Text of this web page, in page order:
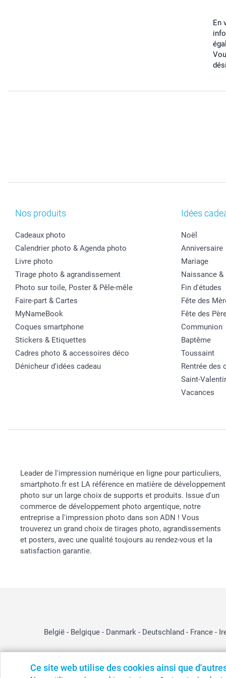
Ce site web utilise des cookies ainsi que
En
Nos produits
Cadeaux photo
Calendrier photo & Agenda photo
Livre photo
Tirage photo & agrandissement
Photo sur toile, Poster & Pêle-mêle
Faire-part & Cartes
MyNameBook
Coques smartphone
Stickers & Etiquettes
Cadres photo & accessoires déco
Dénicheur d'idées cadeau
Idées
Noël
Anniversaire
Mariage
Naissance &
Fin d'études
Fête des
Fête des
Communion
Baptême
Toussaint
Rentrée des
Saint-
Vacances
Leader de l'impression numérique en ligne pour particuliers,
smartphoto.fr est LA référence en matière de développement
photo sur un large choix de supports et produits. Issue d'un
commerce de développement photo argentique, notre
entreprise a l'impression photo dans son ADN ! Vous
trouverez un grand choix de tirages photo, agrandissements
et posters, avec une qualité toujours au rendez-vous et la
satisfaction garantie.
België - Belgique - Danmark - Deutschland - France -